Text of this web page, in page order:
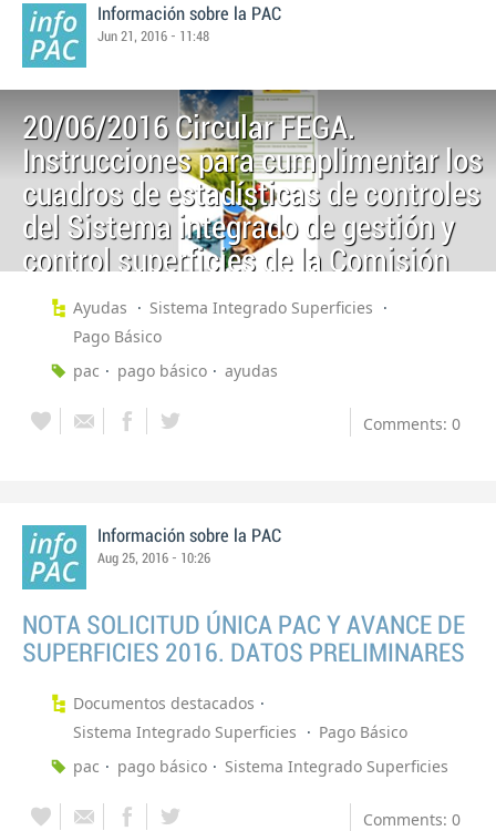
Información sobre la PAC
Jun 21, 2016 - 11:48
20/06/2016 Circular FEGA.
Instrucciones para cumplimentar los
cuadros de estadísticas de controles
del Sistema integrado de gestión y
control superficies de la Comisión
Europea – Campaña 2015-2016
Ayudas
Sistema Integrado Superficies
Pago Básico
pac
pago básico ayudas
Comments: 0
Información sobre la PAC
Aug 25, 2016 - 10:26
NOTA SOLICITUD ÚNICA PAC Y AVANCE DE
SUPERFICIES 2016. DATOS PRELIMINARES
Documentos destacados
Sistema Integrado Superficies
Pago Básico
pac
pago básico Sistema Integrado Superficies
Comments: 0